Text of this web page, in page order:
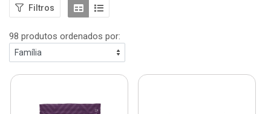
Filtros
98 produtos ordenados por: